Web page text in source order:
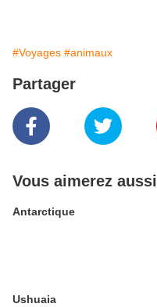
#Voyages #animaux
Partager
Vous aimerez aussi
Antarctique
Ushuaia